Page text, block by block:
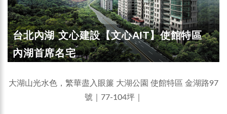
台北內湖 文心建設【文心AIT】使館特區
內湖首席名宅
大湖山光水色，繁華盡入眼簾 大湖公園 使館特區 金湖路97
號｜77-104坪｜